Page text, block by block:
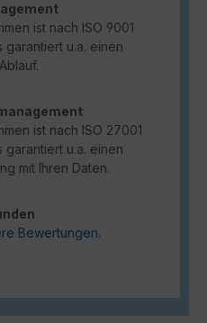
ist nach ISO 9001
garantiert u.a. einen
ist nach ISO 27001
garantiert u.a. einen
mit Ihren Daten.
Bewertungen.